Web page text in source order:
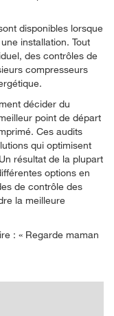
disponibles lorsque
installation. Tout
des contrôles de
compresseurs
décider du
point de départ
Ces audits
qui optimisent
résultat de la plupart
options en
de contrôle des
la meilleure
: « Regarde maman